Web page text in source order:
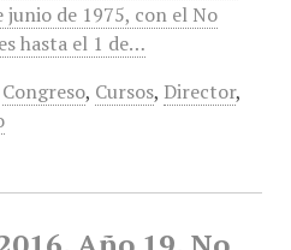
junio de 1975, con el No
hasta el 1 de…
Congreso, Cursos, Director,